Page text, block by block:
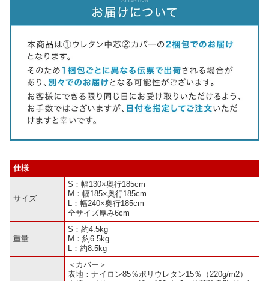
仕様
サイズ
S：幅130×奥行185cm
M：幅185×奥行185cm
L：幅240×奥行185cm
全サイズ厚み6cm
重量
S：約4.5kg
M：約6.5kg
L：約8.5kg
＜カバー＞
表地：ナイロン85％ポリウレタン15％（220g/m2）